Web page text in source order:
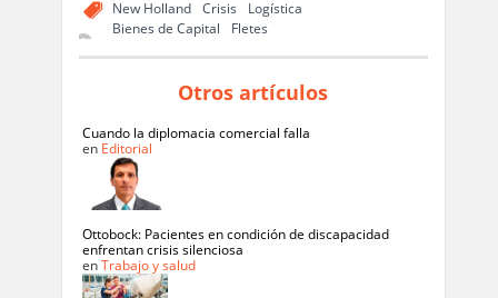
New Holland
Crisis
Logística
Bienes de Capital
Fletes
Otros artículos
Cuando la diplomacia comercial falla
en Editorial
Ottobock: Pacientes en condición de discapacidad
enfrentan crisis silenciosa
enTrabajo y salud